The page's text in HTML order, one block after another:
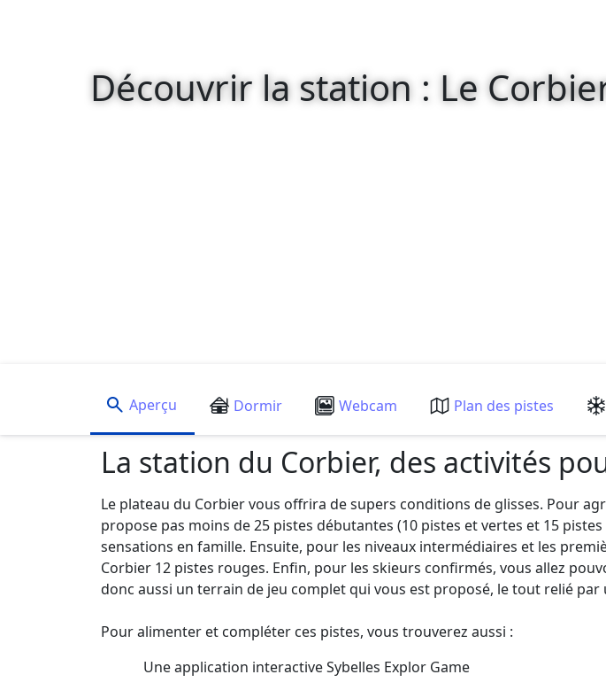
Découvrir la station : Le
Aperçu Dormir Webcam Plan des pistes
La station du Corbier, des activités
Le plateau du Corbier vous offrira de supers conditions de glisses. Pour
propose pas moins de 25 pistes débutantes (10 pistes et vertes et 15
sensations en famille. Ensuite, pour les niveaux intermédiaires et les
Corbier 12 pistes rouges. Enfin, pour les skieurs confirmés, vous allez
donc aussi un terrain de jeu complet qui vous est proposé, le tout relié
Pour alimenter et compléter ces pistes, vous trouverez aussi :
Une application interactive Sybelles Explor Game